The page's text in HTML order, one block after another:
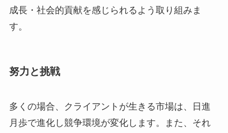
成長・社会的貢献を感じられるよう取り組みま
す。
努力と挑戦
多くの場合、クライアントが生きる市場は、日進
月歩で進化し競争環境が変化します。また、それ